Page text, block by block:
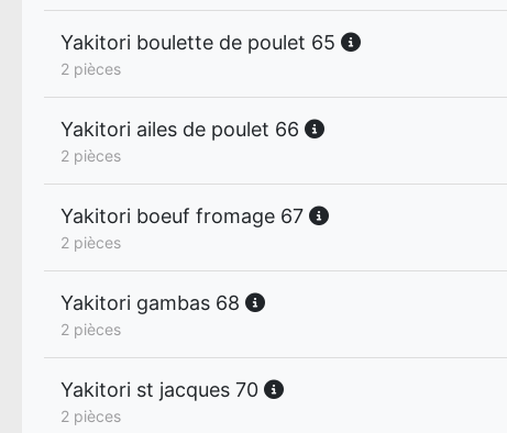
Yakitori boulette de poulet 65
2 pièces
Yakitori ailes de poulet 66
2 pièces
Yakitori boeuf fromage 67
2 pièces
Yakitori gambas 68
2 pièces
Yakitori st jacques 70
2 pièces